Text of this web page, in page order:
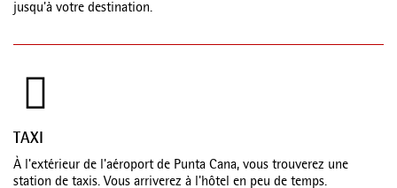
jusqu'à votre destination.
TAXI
À l'extérieur de l'aéroport de Punta Cana, vous trouverez une
station de taxis. Vous arriverez à l'hôtel en peu de temps.